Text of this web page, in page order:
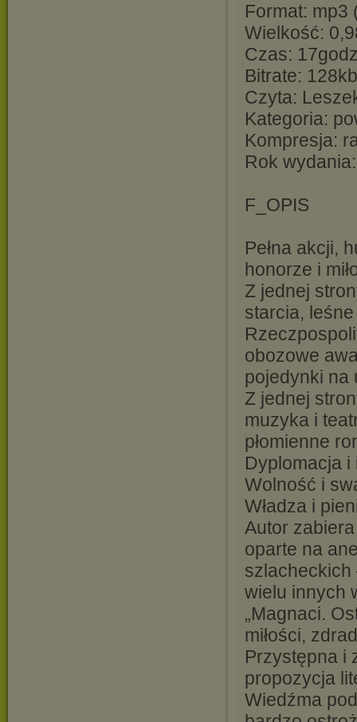
Format: mp3
Wielkość:
Czas:
Bitrate:
Czyta:
Kategoria:
Kompresja:
Rok
F_OPIS
Pełna akcji,
honorze i
Z jednej
starcia,
obozowe
pojedynki na
Z jednej
muzyka i
płomienne
Dyplomacja i
Wolność i
Władza i
Autor
oparte na
szlacheckich
wielu innych
„Magnaci.
miłości,
Przystępna i
propozycja
Wiedźma